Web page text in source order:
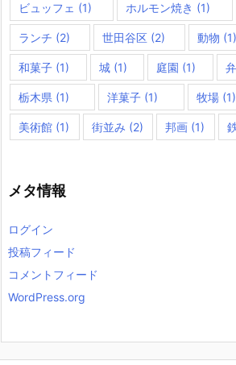
ビュッフェ (1) ホルモン焼き (1)
ランチ (2) 世田谷区 (2) 動物 (1)
和菓子 (1) 城(1) 庭園 (1)
栃木県 (1) 洋菓子 (1) 牧場(1)
美術館 (1) 街並み (2) 邦画 (1)
メタ情報
ログイン
投稿フィード
コメントフィード
WordPress.org